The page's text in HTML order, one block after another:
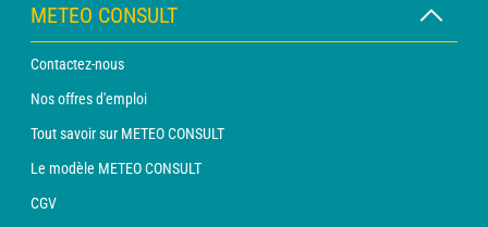
METEO CONSULT
Contactez-nous
Nos offres d'emploi
Tout savoir sur METEO CONSULT
Le modèle METEO CONSULT
CGV